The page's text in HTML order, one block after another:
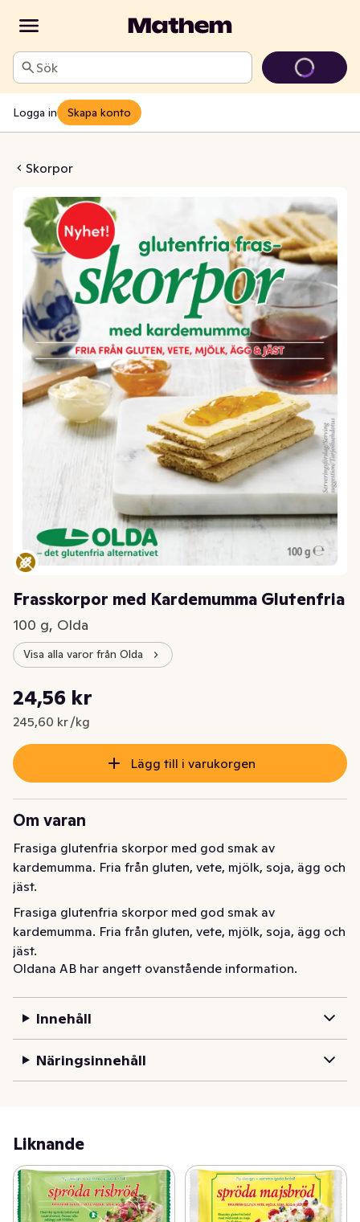
Sök
Logga in Skapa konto
Skorpor Glutenfria
Frasskorpor med Kardemumma Glutenfria
100 g, Olda
Visa alla varor från Olda
Nuvarande pris är: 24,56 kr
24,56 kr
245,60 kr /kg
Styckpris: 245,60 kr /kg
Lägg till i varukorgen
Om varan
Frasiga glutenfria skorpor med god smak av
kardemumma. Fria från gluten, vete, mjölk, soja, ägg och
jäst.
Frasiga glutenfria skorpor med god smak av
kardemumma. Fria från gluten, vete, mjölk, soja, ägg och
jäst.
Oldana AB har angett ovanstående information.
Innehåll
Näringsinnehåll
Liknande